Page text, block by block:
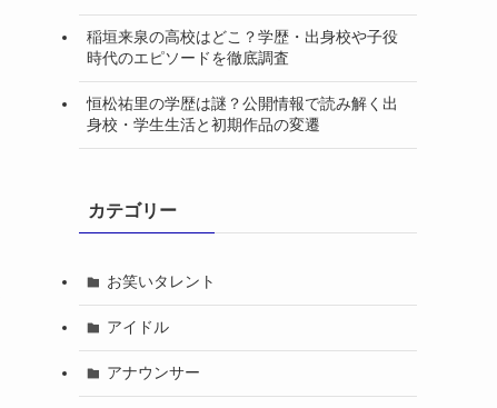
稲垣来泉の高校はどこ？学歴・出身校や子役
時代のエピソードを徹底調査
恒松祐里の学歴は謎？公開情報で読み解く出
身校・学生生活と初期作品の変遷
カテゴリー
お笑いタレント
アイドル
アナウンサー